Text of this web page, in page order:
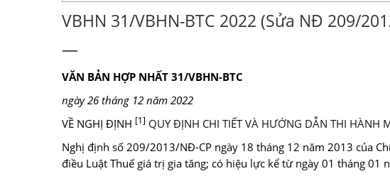
VBHN 31/VBHN-BTC 2022 (Sửa NĐ 209/
—
VĂN BẢN HỢP NHẤT 31/VBHN-BTC
ngày 26 tháng 12 năm 2022
VỀ NGHỊ ĐỊNH [1] QUY ĐỊNH CHI TIẾT VÀ HƯỚNG DẪN THI HÀNH
Nghị định số 209/2013/NĐ-CP ngày 18 tháng 12 năm 2013 của
điều Luật Thuế giá trị gia tăng; có hiệu lực kể từ ngày 01 tháng 01